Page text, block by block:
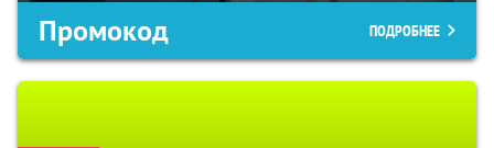
Промокод ПОДРОБНЕЕ